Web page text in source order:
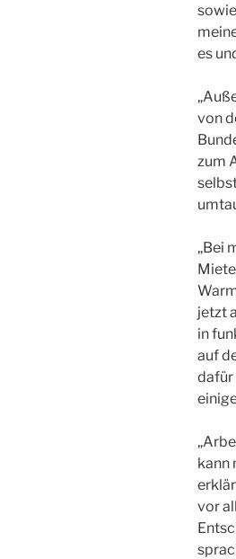
es
von
zum
„Bei
jetzt
in
auf
dafür
kann
vor